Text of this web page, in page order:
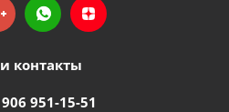
контакты
951-15-51